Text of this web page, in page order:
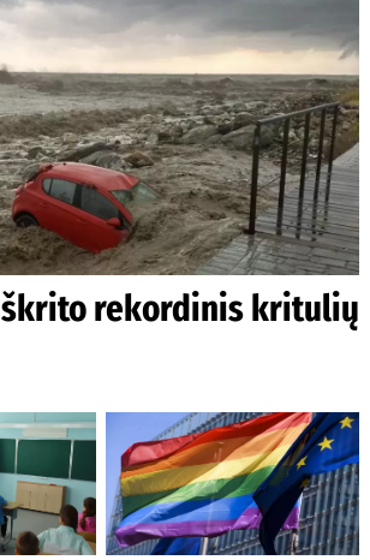
rekordinis kritulių